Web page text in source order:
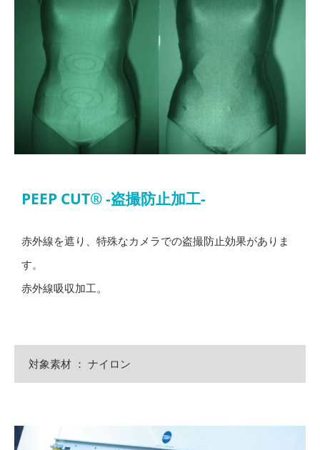
PEEP CUT® -盗撮防止加工-
赤外線を遮り、特殊なカメラでの盗撮防止効果がありま
す。
赤外線吸収加工。
対象素材 ： ナイロン